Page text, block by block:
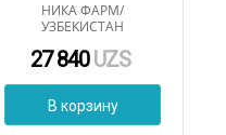
НИКА ФАРМ/
УЗБЕКИСТАН
27 840UZS
В корзину